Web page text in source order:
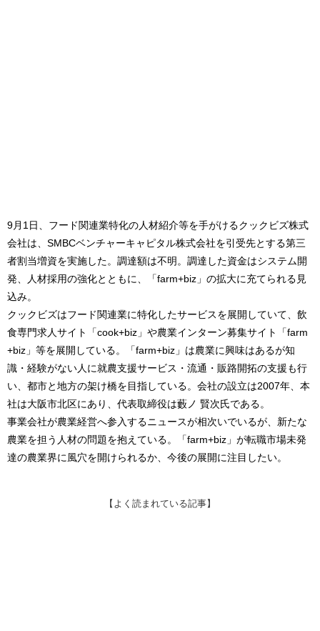
9月1日、フード関連業特化の人材紹介等を手がけるクックビズ株式
会社は、SMBCベンチャーキャピタル株式会社を引受先とする第三
者割当増資を実施した。調達額は不明。調達した資金はシステム開
発、人材採用の強化とともに、「farm+biz」の拡大に充てられる見
込み。
クックビズはフード関連業に特化したサービスを展開していて、飲
食専門求人サイト「cook+biz」や農業インターン募集サイト「farm
+biz」等を展開している。「farm+biz」は農業に興味はあるが知
識・経験がない人に就農支援サービス・流通・販路開拓の支援も行
い、都市と地方の架け橋を目指している。会社の設立は2007年、本
社は大阪市北区にあり、代表取締役は藪ノ 賢次氏である。
事業会社が農業経営へ参入するニュースが相次いでいるが、新たな
農業を担う人材の問題を抱えている。「farm+biz」が転職市場未発
達の農業界に風穴を開けられるか、今後の展開に注目したい。
【よく読まれている記事】